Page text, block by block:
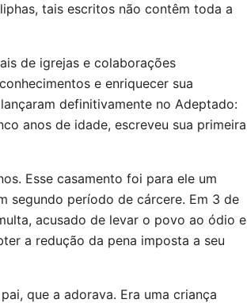
tais escritos não contêm toda a
de igrejas e colaborações
e enriquecer sua
definitivamente no Adeptado:
anos de idade, escreveu sua primeira
Esse casamento foi para ele um
segundo período de cárcere. Em 3 de
acusado de levar o povo ao ódio e
a redução da pena imposta a seu
que a adorava. Era uma criança